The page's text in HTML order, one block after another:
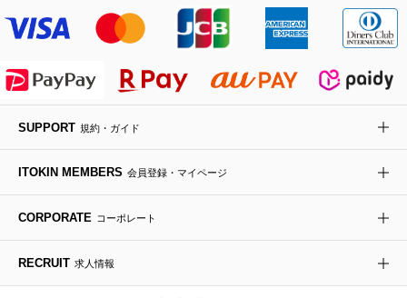
MK MICHEL KLEIN BAG
HIROKO KOSHINO
ライダースジャケット
デニムジャケット
ダウンジャケット・コート
ハンカチ・バンダナ
手袋
チャーム・ストラップ
バックパック・リュック
ボディバッグ・メッセンジャーバッグ
トラベルバッグ
フラットシューズ
ローファー
ドレスシューズ
カサブランカ・カラー
ラナンキュラス
ポプリアレンジ＆フレグランス
SUPPORT 規約・ガイド
ITOKIN MEMBERS 会員登録・マイページ
CORPORATE コーポレート
RECRUIT 求人情報